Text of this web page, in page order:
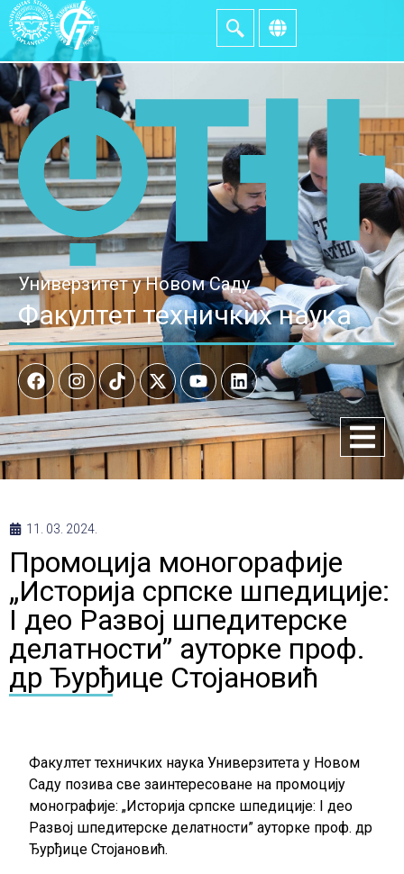
Универзитет у Новом Саду
Факултет техничких наука
11. 03. 2024.
Промоција моногорафије
„Историја српске шпедиције:
I део Развој шпедитерске
делатности” ауторке проф.
др Ђурђице Стојановић
Факултет техничких наука Универзитета у Новом
Саду позива све заинтересоване на промоцију
монографије: „Историја српске шпедиције: I део
Развој шпедитерске делатности” ауторке проф. др
Ђурђице Стојановић.